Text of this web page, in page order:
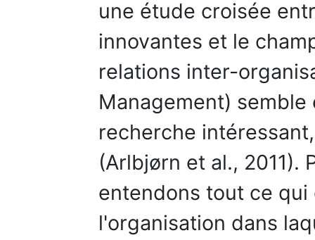
une étude croisée
innovantes et le
relations inter-
Management)
recherche
(Arlbjørn et al., 2011).
entendons tout ce qui
l'organisation dans